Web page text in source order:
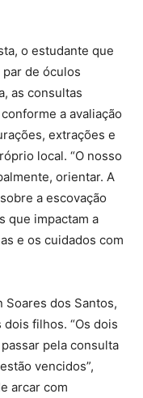
o estudante que
de óculos
as consultas
a avaliação
extrações e
local. “O nosso
orientar. A
a escovação
que impactam a
e os cuidados com
Soares dos Santos,
filhos. “Os dois
pela consulta
vencidos”,
arcar com